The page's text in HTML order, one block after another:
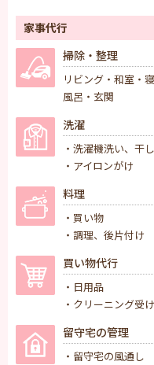
家事代行
掃除・整理
リビング・和室・
風呂・玄関
洗濯
・洗濯機洗い、干
・アイロンがけ
料理
・買い物
・調理、後片付け
買い物代行
・日用品
・クリーニング受
留守宅の管理
・留守宅の風通し